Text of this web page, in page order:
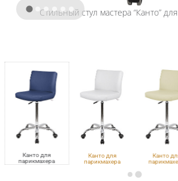
Канто для
парикмахера
Канто для
парикмахера
Канто
Стильный стул мастера “Канто”